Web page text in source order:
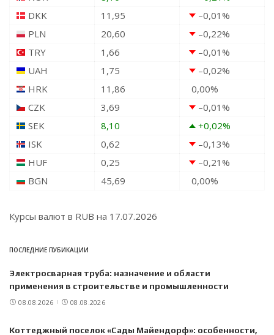
DKK
11,95 –0,01%
PLN
20,60 –0,22%
TRY
1,66 –0,01%
UAH
1,75 –0,02%
HRK
11,86 0,00%
CZK
3,69 –0,01%
SEK
8,10 +0,02%
ISK
0,62 –0,13%
HUF
0,25 –0,21%
BGN
45,69 0,00%
Курсы валют в RUB на 17.07.2026
ПОСЛЕДНИЕ ПУБИКАЦИИ
Электросварная труба: назначение и области
применения в строительстве и промышленности
08.08.2026 08.08.2026
Коттеджный поселок «Сады Майендорф»: особенности,